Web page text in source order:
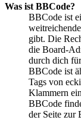
Was ist BBCode?
BBCode ist
gibt. Die
die Board-
durch dich
BBCode ist
Tags von
Klammern
BBCode
der Seite zur